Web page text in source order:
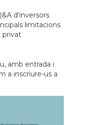
d’inversors
limitacions
privat
amb entrada i
a inscriure-us a